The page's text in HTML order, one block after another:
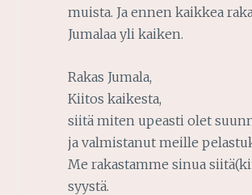
muista. Ja ennen kaikkea
Jumalaa yli kaiken.
Rakas Jumala,
Kiitos kaikesta,
siitä miten upeasti olet
ja valmistanut meille
Me rakastamme sinua
syystä.